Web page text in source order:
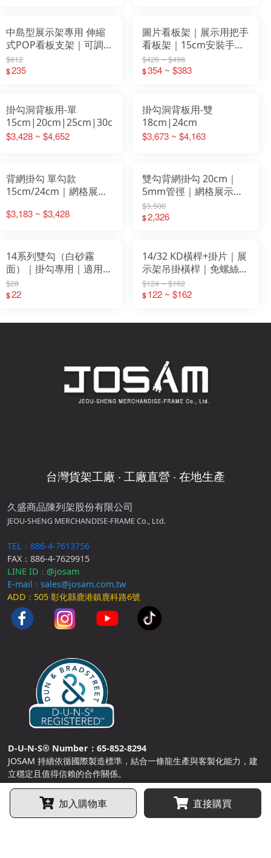
加入購物車 直接購買
中島型展示架專用 伸縮
式POP看板支架｜可調
寬｜簡易安裝｜白色
$612
$235
圖片看板架｜展示用把手
看板架｜15cm安裝手柄
｜促銷分類標示架｜KD
式組裝｜白色｜
$426 ~ $498
$354 ~ $383
掛勾洞背板用-單
15cm|20cm|25cm|30cm
$3,428 ~ $4,652
掛勾洞背板用-雙
18cm|24cm
$3,673 ~ $4,163
背網掛勾 單勾款
15cm/24cm｜網格展示
｜免工具安裝｜適用便利
$3,183 ~ $3,428
雙勾背網掛勾 20cm｜
5mm管徑｜網格展示掛
鉤｜吊掛展示專用配件｜
適用超市／便利商店／五
$3,500
$2,326
14系列雙勾（白砂霧
面）｜掛勾專用｜適用
14/32 KD橫桿展示架
$28
$22
14/32 KD橫桿+掛片｜展
示架吊掛橫桿｜免螺絲安
裝｜掛勾專用配件｜
59/74/89cm 三尺寸可選
$124 ~ $162
$122 ~ $162
台灣貨架工廠 ‧ 工廠直營 ‧ 在地生產
久盛商品陳列架股份有限公司
JEOU-SHENG MERCHANDISE-FRAME Co., Ltd.
TEL：886-4-7613756
FAX：886-4-7629915
LINE ID ： @josam
E-mail ： sales@josam.com.tw
ADD ： 505 彰化縣鹿港鎮鹿科路6號
D-U-N-S® Number：65-852-8294
JOSAM 持續依循國際製造標準，結合一條龍生產與客製化能力，建
立穩定且值得信賴的合作關係。